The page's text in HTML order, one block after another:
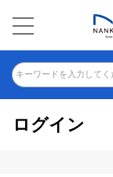
キーワードを入力してく
ログイン